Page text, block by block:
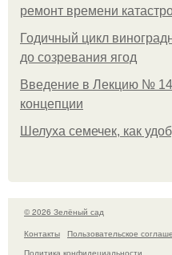
ремонт времени
Годичный цикл
до созревания ягод
Введение в Лекцию №
концепции
Шелуха семечек, как
© 2026 Зелёный сад
Контакты
Пользовательское
Политика конфидециальности